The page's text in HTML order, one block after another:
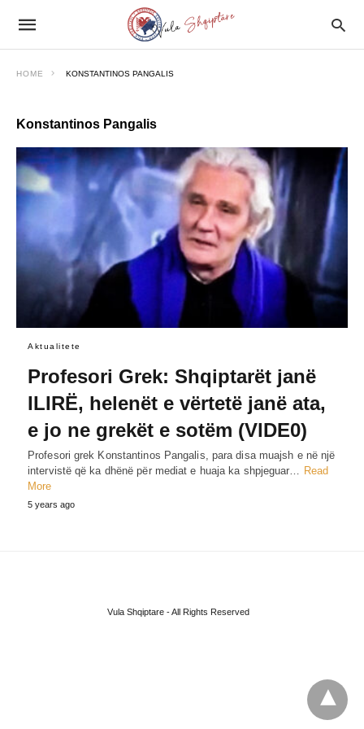
HOME KONSTANTINOS PANGALIS
Konstantinos Pangalis
Aktualitete
Profesori Grek: Shqiptarët janë
ILIRË, helenët e vërtetë janë ata,
e jo ne grekët e sotëm (VlDE0)
Profesori grek Konstantinos Pangalis, para disa muajsh e në një
intervistë që ka dhënë për mediat e huaja ka shpjeguar… Read
More
5 years ago
Vula Shqiptare - All Rights Reserved